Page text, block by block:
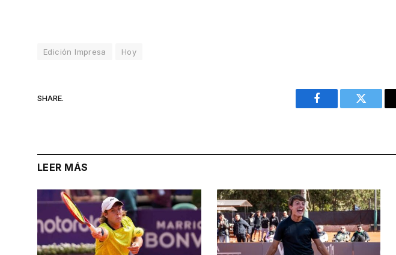
Edición Impresa Hoy
SHARE.
Facebook Twitter
LEER MÁS